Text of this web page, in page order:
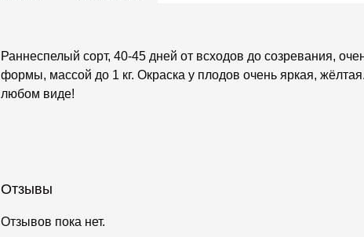
Раннеспелый сорт, 40-45 дней от всходов до созревания,
формы, массой до 1 кг. Окраска у плодов очень яркая,
любом виде!
Отзывы
Отзывов пока нет.